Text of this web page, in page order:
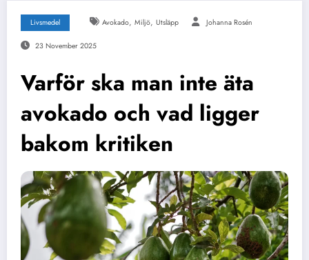
Livsmedel Avokado, Miljö, Utsläpp Johanna Rosén
23 November 2025
Varför ska man inte äta
avokado och vad ligger
bakom kritiken